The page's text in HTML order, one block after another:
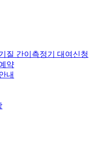
질 간이측정기 대여신청
약
내